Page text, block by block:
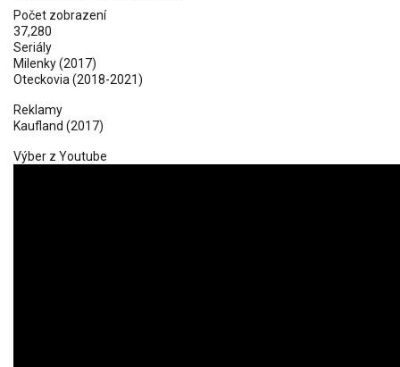
Počet zobrazení
37,280
Seriály
Milenky(2017)
Oteckovia (2018-2021)
Reklamy
Kaufland (2017)
Výber z Youtube